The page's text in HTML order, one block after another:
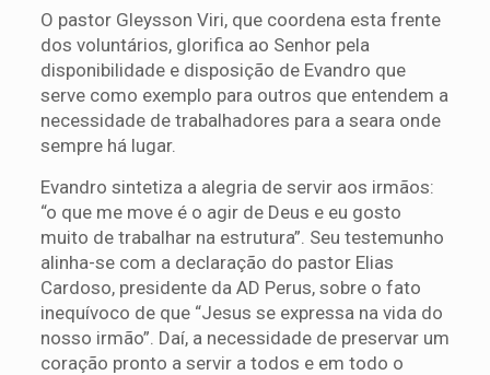
O pastor Gleysson Viri, que coordena esta frente
dos voluntários, glorifica ao Senhor pela
disponibilidade e disposição de Evandro que
serve como exemplo para outros que entendem a
necessidade de trabalhadores para a seara onde
sempre há lugar.
Evandro sintetiza a alegria de servir aos irmãos:
“o que me move é o agir de Deus e eu gosto
muito de trabalhar na estrutura”. Seu testemunho
alinha-se com a declaração do pastor Elias
Cardoso, presidente da AD Perus, sobre o fato
inequívoco de que “Jesus se expressa na vida do
nosso irmão”. Daí, a necessidade de preservar um
coração pronto a servir a todos e em todo o